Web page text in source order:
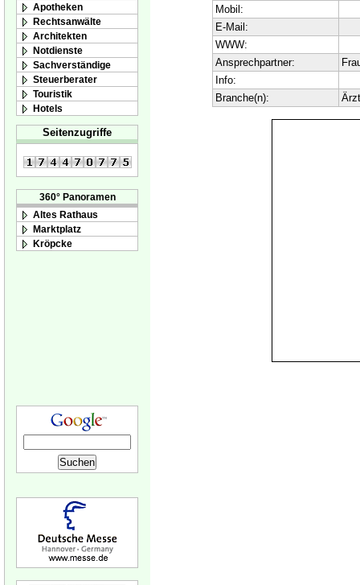
Apotheken
Rechtsanwälte
Architekten
Notdienste
Sachverständige
Steuerberater
Touristik
Hotels
Seitenzugriffe
360° Panoramen
Altes Rathaus
Marktplatz
Kröpcke
Mobil:
E-Mail:
WWW:
Ansprechpartner:
Info:
Branche(n):